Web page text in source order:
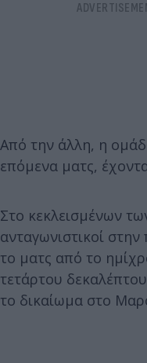
Από την άλλη, η
επόμενα ματς,
Στο κεκλεισμένων
ανταγωνιστικοί
το ματς από το
τετάρτου
το δικαίωμα στο